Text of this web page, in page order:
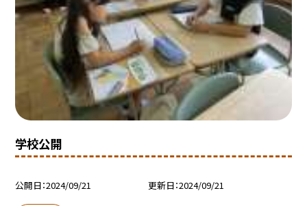
学校公開
公開日 2024/09/21 更新日 2024/09/21